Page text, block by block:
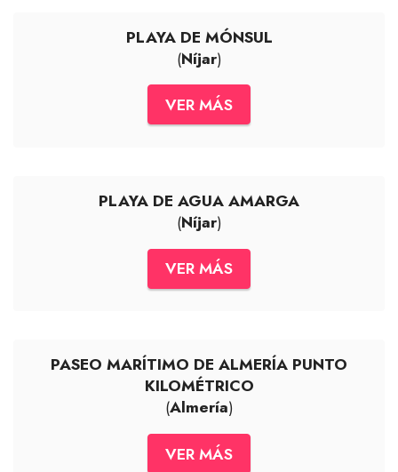
PLAYA DE MÓNSUL
(Níjar)
VER MÁS
PLAYA DE AGUA AMARGA
(Níjar)
VER MÁS
PASEO MARÍTIMO DE ALMERÍA PUNTO
KILOMÉTRICO
(Almería)
VER MÁS